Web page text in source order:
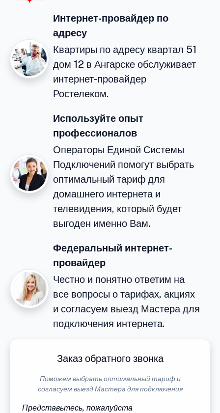
Интернет-провайдер по
адресу
Квартиры по адресу квартал 51
дом 12 в Ангарске обслуживает
интернет-провайдер
Ростелеком.
Используйте опыт
профессионалов
Операторы Единой Системы
Подключений помогут выбрать
оптимальный тариф для
домашнего интернета и
телевидения, который будет
выгоден именно Вам.
Федеральный интернет-
провайдер
Честно и понятно ответим на
все вопросы о тарифах, акциях
и согласуем выезд Мастера для
подключения интернета.
Заказ обратного звонка
Поможем выбрать оптимальный тариф и
согласуем выезд Мастера для подключения
Представьтесь, пожалуйста